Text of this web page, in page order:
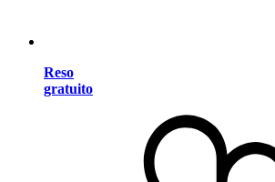
Reso
gratuito